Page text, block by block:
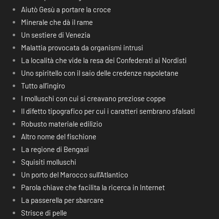
Aiutò Gesù a portare la croce
Minerale che dà il rame
Un sestiere di Venezia
Malattia provocata da organismi intrusi
La località che vide la resa dei Confederati ai Nordisti
Uno spiritello con il saio delle credenze napoletane
Tutto all’ingiro
I molluschi con cui si creavano preziose coppe
Il difetto tipografico per cui i caratteri sembrano sfalsati
Robusto materiale edilizio
Altro nome del fischione
La regione di Bengasi
Squisiti molluschi
Un porto del Marocco sull’Atlantico
Parola chiave che facilita la ricerca in Internet
La passerella per sbarcare
Strisce di pelle